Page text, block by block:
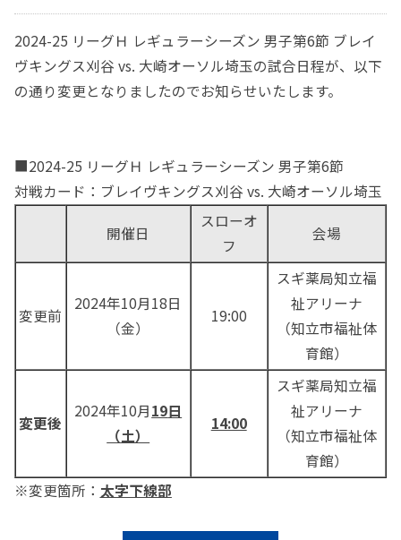
X
Facebook
LINE
2024-25 リーグＨ レギュラーシーズン 男子第6節 ブレイ
ヴキングス刈谷 vs. 大崎オーソル埼玉の試合日程が、以下
の通り変更となりましたのでお知らせいたします。
■2024-25 リーグＨ レギュラーシーズン 男子第6節
対戦カード：ブレイヴキングス刈谷 vs. 大崎オーソル埼玉
開催日
スローオ
フ
会場
変更前
2024年10月18日
（金）
19:00
スギ薬局知立福
祉アリーナ
（知立市福祉体
育館）
変更後
2024年10月19日
（土）
14:00
スギ薬局知立福
祉アリーナ
（知立市福祉体
育館）
※変更箇所： 太字下線部